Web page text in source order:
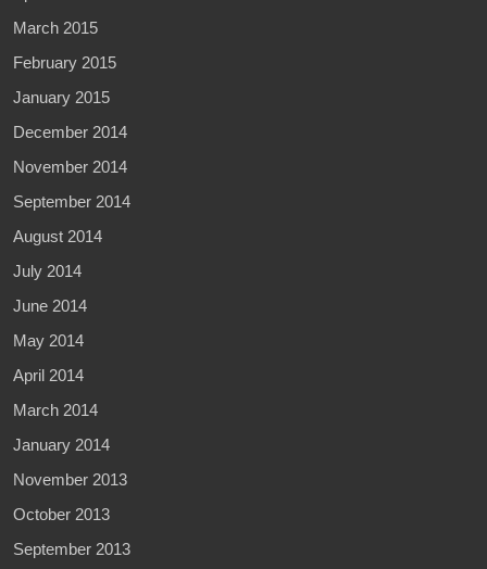
March 2015
February 2015
January 2015
December 2014
November 2014
September 2014
August 2014
July 2014
June 2014
May 2014
April 2014
March 2014
January 2014
November 2013
October 2013
September 2013